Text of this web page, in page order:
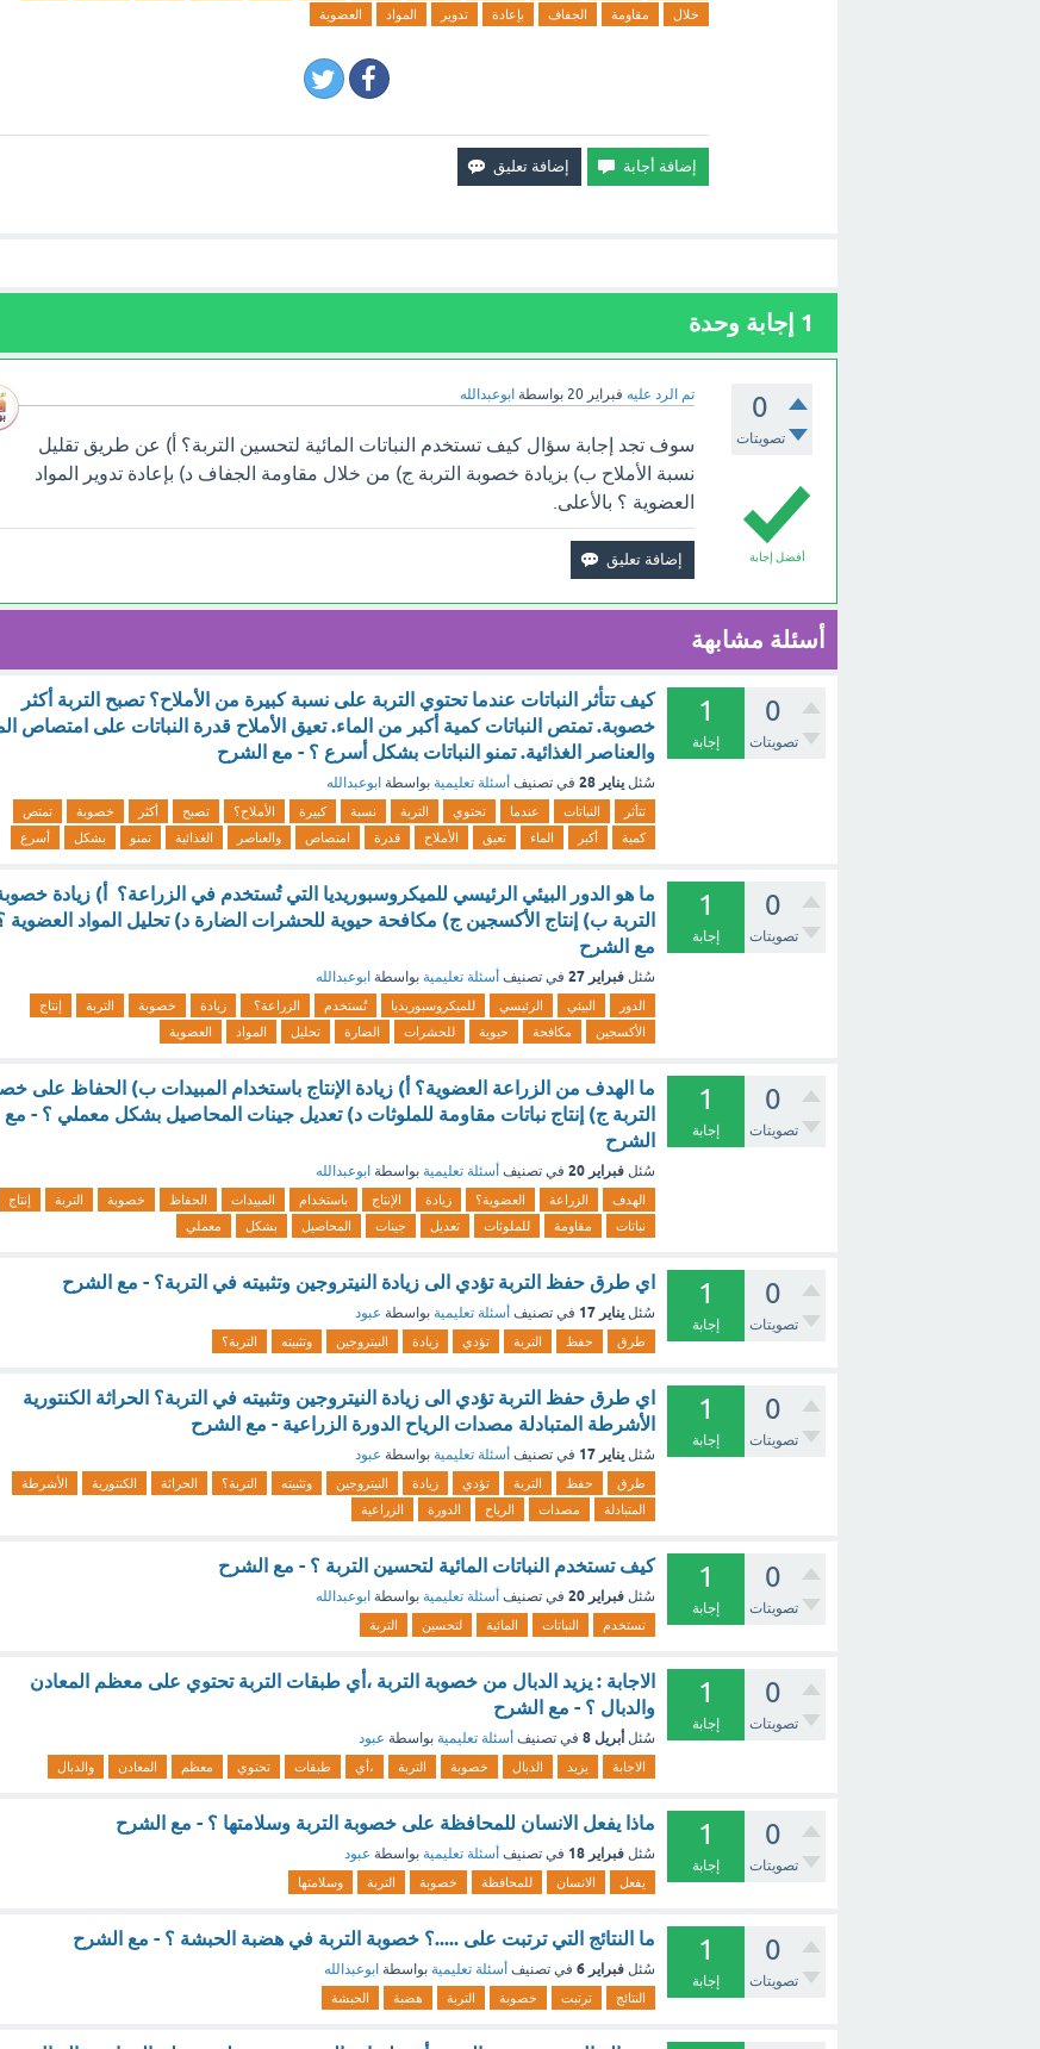
خلال
مقاومة الجفاف بإعادة تدوير المواد العضوية
1 إجابة وحدة
0
تصويتات
تم الرد عليه فبراير 20 بواسطة ابوعبدالله
أفضل إجابة
سوف تجد إجابة سؤال كيف تستخدم النباتات المائية لتحسين التربة؟ أ) عن طريق تقليل
نسبة الأملاح ب) بزيادة خصوبة التربة ج) من خلال مقاومة الجفاف د) بإعادة تدوير المواد
العضوية ؟ بالأعلى.
أسئلة مشابهة
0
تصويتات
1
إجابة
كيف تتأثر النباتات عندما تحتوي التربة على نسبة كبيرة من الأملاح؟ تصبح التربة أكثر
خصوبة. تمتص النباتات كمية أكبر من الماء. تعيق الأملاح قدرة النباتات على امتصاص
والعناصر الغذائية. تمنو النباتات بشكل أسرع ؟ - مع الشرح
سُئل يناير 28 في تصنيف أسئلة تعليمية بواسطة ابوعبدالله
تتأثر النباتات عندما تحتوي التربة نسبة كبيرة الأملاح؟ تصبح أكثر خصوبة
تمتص
كمية
أكبر الماء تعيق الأملاح قدرة امتصاص والعناصر الغذائية تمنو بشكل أسرع
0
تصويتات
1
إجابة
ما هو الدور البيئي الرئيسي للميكروسبوريديا التي تُستخدم في الزراعة؟ أ) زيادة
التربة ب) إنتاج الأكسجين ج) مكافحة حيوية للحشرات الضارة د) تحليل المواد العضوية
مع الشرح
سُئل فبراير 27 في تصنيف أسئلة تعليمية بواسطة ابوعبدالله
الدور البيئي الرئيسي للميكروسبوريديا تُستخدم الزراعة؟ زيادة خصوبة التربة
إنتاج
الأكسجين
مكافحة حيوية للحشرات الضارة تحليل المواد العضوية
0
تصويتات
1
إجابة
ما الهدف من الزراعة العضوية؟ أ) زيادة الإنتاج باستخدام المبيدات ب) الحفاظ على
التربة ج) إنتاج نباتات مقاومة للملوثات د) تعديل جينات المحاصيل بشكل معملي ؟ - مع
الشرح
سُئل فبراير 20 في تصنيف أسئلة تعليمية بواسطة ابوعبدالله
الهدف الزراعة العضوية؟ زيادة الإنتاج باستخدام المبيدات الحفاظ خصوبة التربة
إنتاج
نباتات
مقاومة للملوثات تعديل جينات المحاصيل بشكل معملي
0
تصويتات
1
إجابة
اي طرق حفظ التربة تؤدي الى زيادة النيتروجين وتثبيته في التربة؟ - مع الشرح
سُئل يناير 17 في تصنيف أسئلة تعليمية بواسطة عبود
طرق حفظ التربة تؤدي زيادة النيتروجين وتثبيته التربة؟
0
تصويتات
1
إجابة
اي طرق حفظ التربة تؤدي الى زيادة النيتروجين وتثبيته في التربة؟ الحراثة الكنتورية
الأشرطة المتبادلة مصدات الرياح الدورة الزراعية - مع الشرح
سُئل يناير 17 في تصنيف أسئلة تعليمية بواسطة عبود
طرق حفظ التربة تؤدي زيادة النيتروجين وتثبيته التربة؟ الحراثة الكنتورية
الأشرطة
المتبادلة
مصدات الرياح الدورة الزراعية
0
تصويتات
1
إجابة
كيف تستخدم النباتات المائية لتحسين التربة ؟ - مع الشرح
سُئل فبراير 20 في تصنيف أسئلة تعليمية بواسطة ابوعبدالله
تستخدم النباتات المائية لتحسين التربة
0
تصويتات
1
إجابة
الاجابة : يزيد الدبال من خصوبة التربة ،أي طبقات التربة تحتوي على معظم المعادن
والدبال ؟ - مع الشرح
سُئل أبريل 8 في تصنيف أسئلة تعليمية بواسطة عبود
الاجابة يزيد الدبال خصوبة التربة ،أي طبقات تحتوي معظم المعادن والدبال
0
تصويتات
1
إجابة
ماذا يفعل الانسان للمحافظة على خصوبة التربة وسلامتها ؟ - مع الشرح
سُئل فبراير 18 في تصنيف أسئلة تعليمية بواسطة عبود
يفعل الانسان للمحافظة خصوبة التربة وسلامتها
0
تصويتات
1
إجابة
ما النتائج التي ترتبت على .....؟ خصوبة التربة في هضبة الحبشة ؟ - مع الشرح
سُئل فبراير 6 في تصنيف أسئلة تعليمية بواسطة ابوعبدالله
النتائج ترتبت خصوبة التربة هضبة الحبشة